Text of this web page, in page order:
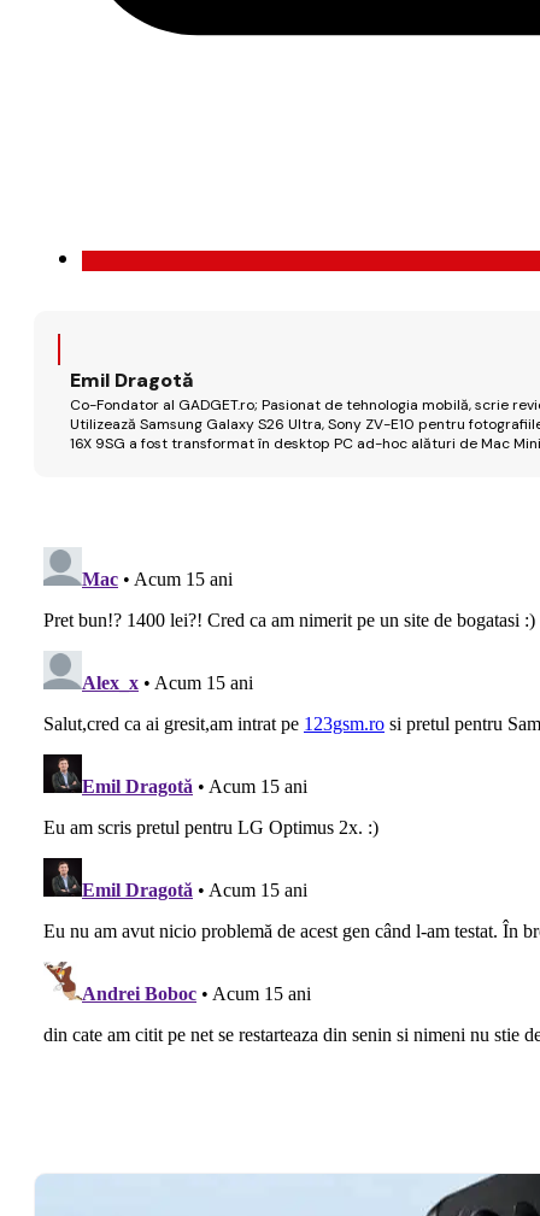
Emil Dragotă
Co-Fondator al GADGET.ro; Pasionat de tehnologia mobilă, scrie
Utilizează Samsung Galaxy S26 Ultra, Sony ZV-E10 pentru
16X 9SG a fost transformat în desktop PC ad-hoc alături de Mac